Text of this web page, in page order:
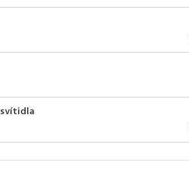
svítidla